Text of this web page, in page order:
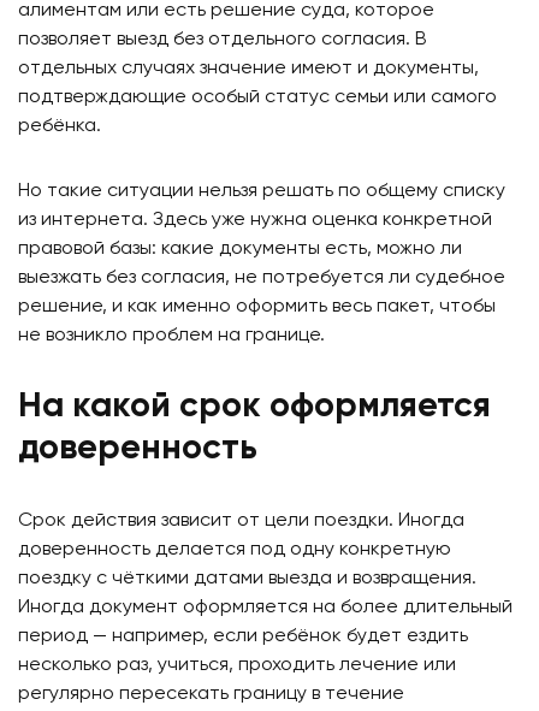
алиментам или есть решение суда, которое
позволяет выезд без отдельного согласия. В
отдельных случаях значение имеют и документы,
подтверждающие особый статус семьи или самого
ребёнка.
Но такие ситуации нельзя решать по общему списку
из интернета. Здесь уже нужна оценка конкретной
правовой базы: какие документы есть, можно ли
выезжать без согласия, не потребуется ли судебное
решение, и как именно оформить весь пакет, чтобы
не возникло проблем на границе.
На какой срок оформляется
доверенность
Срок действия зависит от цели поездки. Иногда
доверенность делается под одну конкретную
поездку с чёткими датами выезда и возвращения.
Иногда документ оформляется на более длительный
период — например, если ребёнок будет ездить
несколько раз, учиться, проходить лечение или
регулярно пересекать границу в течение